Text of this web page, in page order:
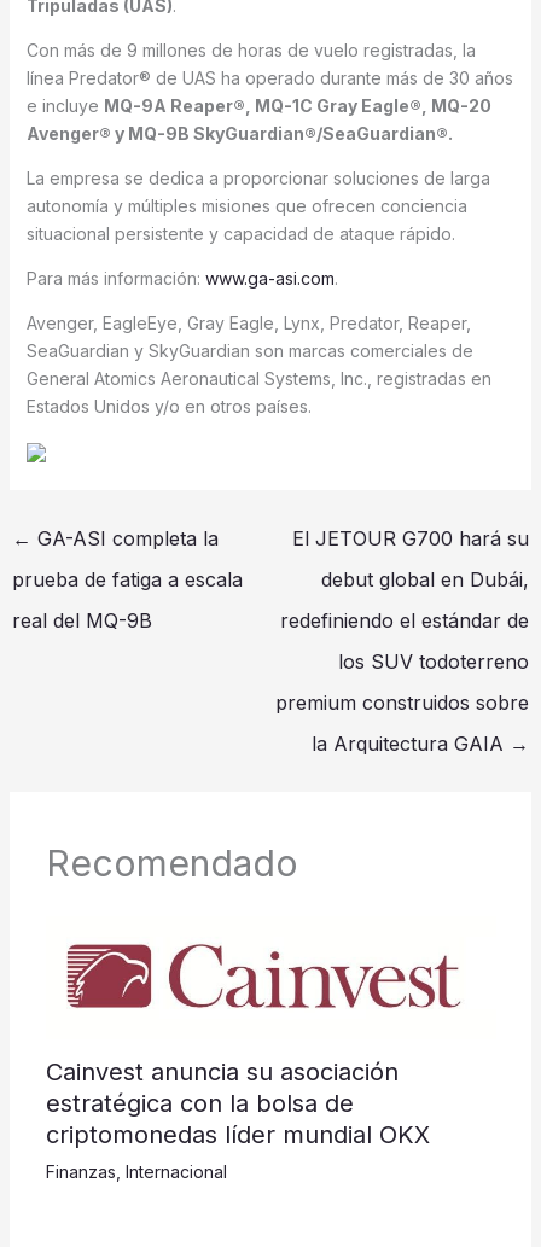
Tripuladas (UAS).
Con más de 9 millones de horas de vuelo registradas, la
línea Predator® de UAS ha operado durante más de 30 años
e incluye MQ-9A Reaper®, MQ-1C Gray Eagle®, MQ-20
Avenger® y MQ-9B SkyGuardian®/SeaGuardian®.
La empresa se dedica a proporcionar soluciones de larga
autonomía y múltiples misiones que ofrecen conciencia
situacional persistente y capacidad de ataque rápido.
Para más información: www.ga-asi.com.
Avenger, EagleEye, Gray Eagle, Lynx, Predator, Reaper,
SeaGuardian y SkyGuardian son marcas comerciales de
General Atomics Aeronautical Systems, Inc., registradas en
Estados Unidos y/o en otros países.
← GA-ASI completa la
prueba de fatiga a escala
real del MQ-9B
El JETOUR G700 hará su
debut global en Dubái,
redefiniendo el estándar de
los SUV todoterreno
premium construidos sobre
la Arquitectura GAIA →
Recomendado
Cainvest anuncia su asociación
estratégica con la bolsa de
criptomonedas líder mundial OKX
Finanzas Internacional